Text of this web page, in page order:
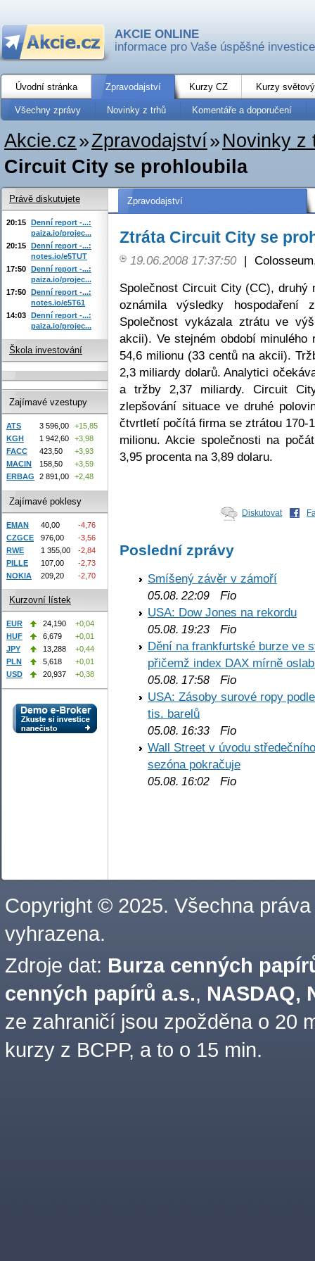
AKCIE ONLINE
informace pro Vaše úspěšné investice
Úvodní stránka Zpravodajství Kurzy CZ Kurzy
Všechny zprávy Novinky z trhů Komentáře a doporučení
Akcie.cz»Zpravodajství» Novinky z
Circuit City se prohloubila
Zpravodajství
Ztráta Circuit City se
19.06.2008 17:37:50 |
Společnost Circuit City (CC),
oznámila výsledky
Společnost vykázala ztrátu ve
akcii). Ve stejném období
54,6 milionu (33 centů na akcii).
2,3 miliardy dolarů. Analytici
a tržby 2,37 miliardy. Circuit
zlepšování situace ve druhé
čtvrtletí počítá firma se ztrátou 170-
milionu. Akcie společnosti na
3,95 procenta na 3,89 dolaru.
Diskutovat
Poslední zprávy
Smíšený závěr v zámoří
05.08. 22:09 Fio
USA: Dow Jones na rekordu
05.08. 19:23 Fio
Dění na frankfurtské burze ve
přičemž index DAX mírně
05.08. 17:58 Fio
USA: Zásoby surové ropy
tis. barelů
05.08. 16:33 Fio
Wall Street v úvodu
sezóna pokračuje
05.08. 16:02 Fio
Právě diskutujete
20:15 Denní report -...:
paiza.io/projec...
20:15 Denní report -...:
notes.io/e5TUT
17:50 Denní report -...:
paiza.io/projec...
17:50 Denní report -...:
notes.io/e5T61
14:03 Denní report -...:
paiza.io/projec...
Škola investování
Zajímavé vzestupy
ATS 3 596,00
+15,85
KGH
1 942,60
+3,98
FACC
423,50
+3,93
MACIN
158,50
+3,59
ERBAG
2 891,00 +2,48
Zajímavé poklesy
EMAN 40,00
-4,76
CZGCE
976,00
-3,56
RWE
1 355,00
-2,84
PILLE
107,00
-2,73
NOKIA
209,20 -2,70
Kurzovní lístek
EUR 24,190
+0,04
HUF
6,679
+0,01
JPY
13,288
+0,44
PLN
5,618
+0,01
USD
20,937 +0,38
Copyright © 2025. Všechna práva
vyhrazena.
Zdroje dat: Burza cenných
cenných papírů a.s., NASDAQ,
ze zahraničí jsou zpožděna o 20
kurzy z BCPP, a to o 15 min.